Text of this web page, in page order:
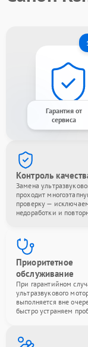
Гарантия от
сервиса
Контроль
Замена
проходит
проверку —
недоработки и
Приоритетное
обслуживание
При гарантийном
ультразвукового
выполняется вне
быстро устраняем